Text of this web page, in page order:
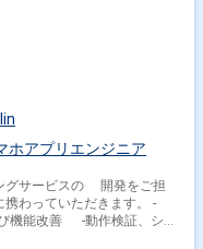
ホアプリエンジニア
グサービスの 開発をご担
わっていただきます。 -
機能改善 -動作検証、シス